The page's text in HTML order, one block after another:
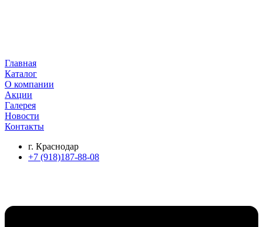
Главная
Каталог
О компании
Акции
Галерея
Новости
Контакты
г. Краснодар
+7 (918)187-88-08